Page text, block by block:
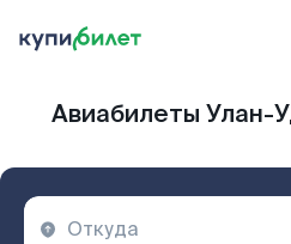
Авиабилеты Улан-